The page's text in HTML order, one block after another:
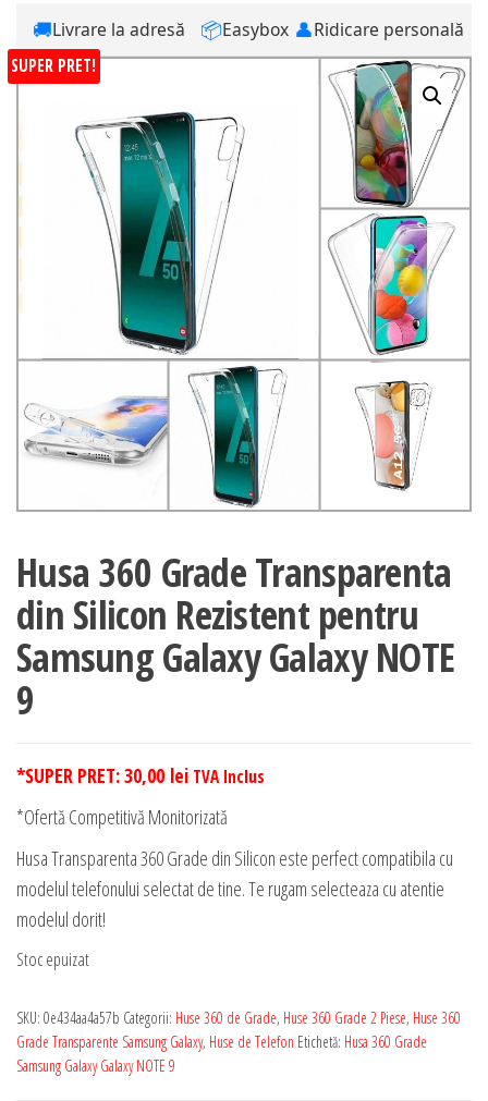
🚚Livrare la adresă 📦Easybox 👤Ridicare personală
SUPER PRET!
Husa 360 Grade Transparenta
din Silicon Rezistent pentru
Samsung Galaxy Galaxy NOTE
9
*SUPER PRET:30,00 lei TVA Inclus
*Ofertă Competitivă Monitorizată
Husa Transparenta 360 Grade din Silicon este perfect compatibila cu
modelul telefonului selectat de tine. Te rugam selecteaza cu atentie
modelul dorit!
Stoc epuizat
SKU: 0e434aa4a57b Categorii: Huse 360 de Grade, Huse 360 Grade 2 Piese, Huse 360
Grade Transparente Samsung Galaxy, Huse de Telefon Etichetă: Husa 360 Grade
Samsung Galaxy Galaxy NOTE 9